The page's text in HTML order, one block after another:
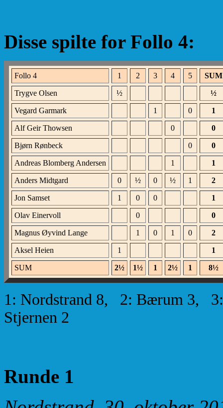
Disse spilte for Follo 4:
Follo 4 1 2 3 4 5
Trygve Olsen ½ ½
Vegard Garmark 1 0 1
Alf Geir Thowsen 0 0
Bjørn Rønbeck 0 0
Andreas Blomberg Andersen 1 1
Anders Midtgard 0 ½ 0 ½ 1 2
Jon Samset 1 0 0 1
Olav Einervoll 0 0
Magnus Øyvind Lange 1 0 1 0 2
Aksel Heien 1 1
SUM 2½ 1½ 1 2½ 1 8½
1: Nordstrand 8, 2: Bærum 3,
Stjernen 2
Runde 1